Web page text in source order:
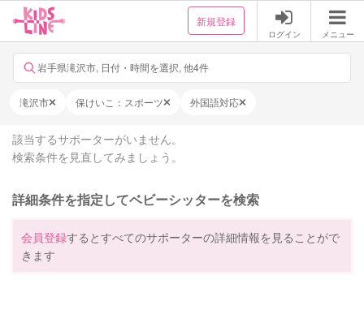
新規登録
ログイン メニュー
岩手県滝沢市, 日付・時間を選択, 他4件
滝沢市 保けいこ：スポーツ 外国語対応
該当するサポーターがいません。
検索条件を見直してみましょう。
詳細条件を指定してベビーシッターを検索
会員登録するとすべてのサポーターの詳細情報を見ることがで
きます